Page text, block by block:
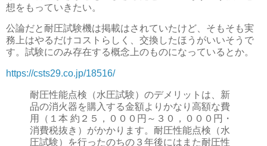
想をもっていきたい。
公論だと耐圧試験機は掲載はされていたけど、そもそも実
務上はやるだけコストらしく、交換したほうがいいそうで
す。試験にのみ存在する概念上のものになっているとか。
https://csts29.co.jp/18516/
耐圧性能点検（水圧試験）のデメリットは、新
品の消火器を購入する金額よりかなり高額な費
用（１本 約２５，０００円～３０，０００円・
消費税抜き）がかかります。耐圧性能点検（水
圧試験）を行ったのちの３年後にはまた耐圧性